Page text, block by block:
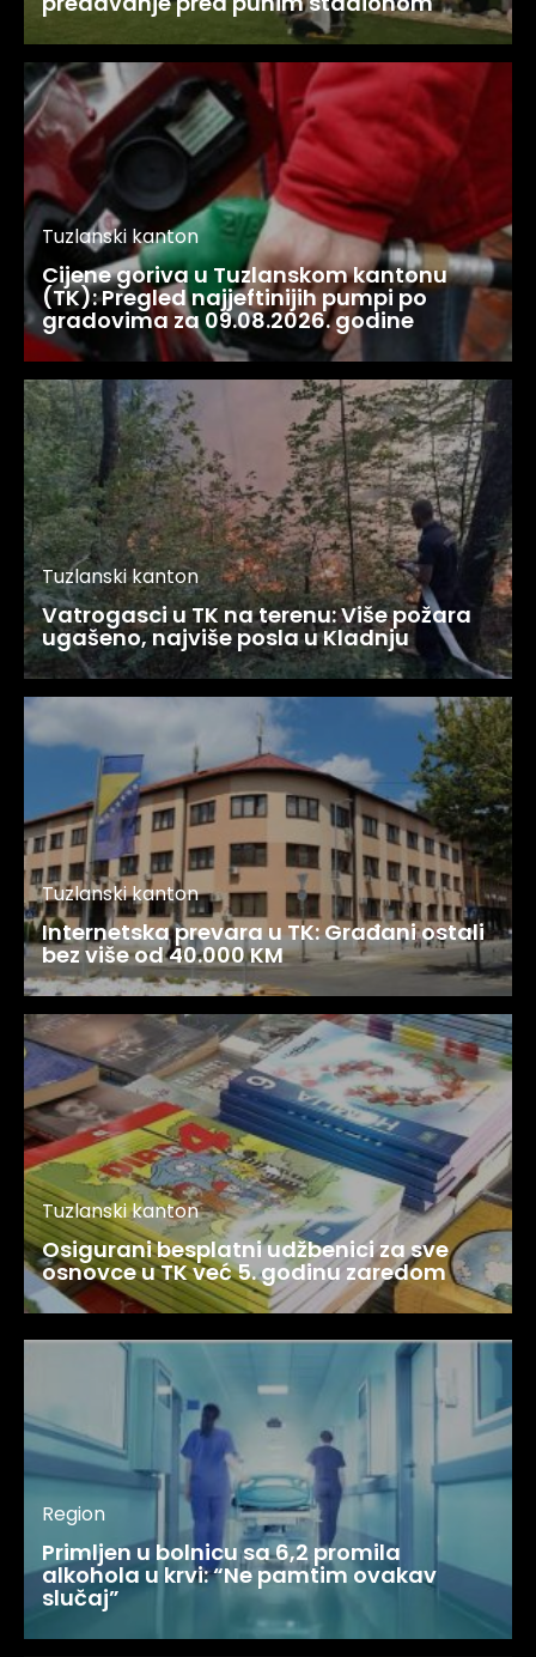
Tuzlanski kanton
Cijene goriva u Tuzlanskom kantonu
(TK): Pregled najjeftinijih pumpi po
gradovima za 09.08.2026. godine
Tuzlanski kanton
Vatrogasci u TK na terenu: Više požara
ugašeno, najviše posla u Kladnju
Tuzlanski kanton
Internetska prevara u TK: Građani ostali
bez više od 40.000 KM
Tuzlanski kanton
Osigurani besplatni udžbenici za sve
osnovce u TK već 5. godinu zaredom
Region
Primljen u bolnicu sa 6,2 promila
alkohola u krvi: “Ne pamtim ovakav
slučaj”